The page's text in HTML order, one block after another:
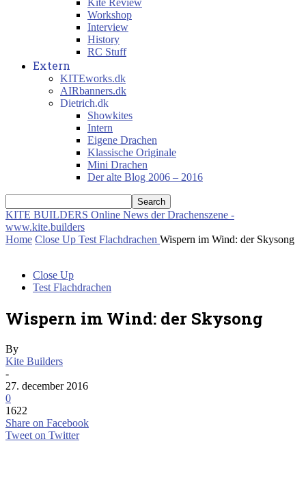
Kite Review
Workshop
Interview
History
RC Stuff
Extern
KITEworks.dk
AIRbanners.dk
Dietrich.dk
Showkites
Intern
Eigene Drachen
Klassische Originale
Mini Drachen
Der alte Blog 2006 – 2016
KITE BUILDERS Online News der Drachenszene -
www.kite.builders
Home Close Up Test Flachdrachen Wispern im Wind: der Skysong
Close Up
Test Flachdrachen
Wispern im Wind: der Skysong
By
Kite Builders
-
27. december 2016
0
1622
Share on Facebook
Tweet on Twitter